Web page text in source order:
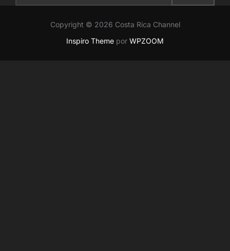
Copyright © 2026 Costa Rica Channel
Inspiro Theme por WPZOOM